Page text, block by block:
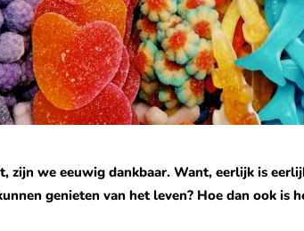
zijn we eeuwig dankbaar. Want, eerlijk is
genieten van het leven? Hoe dan ook is